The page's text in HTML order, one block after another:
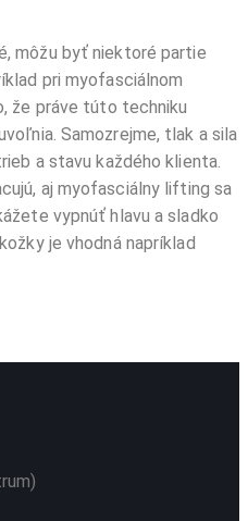
môžu byť niektoré partie
pri myofasciálnom
že práve túto techniku
Samozrejme, tlak a sila
a stavu každého klienta.
aj myofasciálny lifting sa
vypnúť hlavu a sladko
je vhodná napríklad